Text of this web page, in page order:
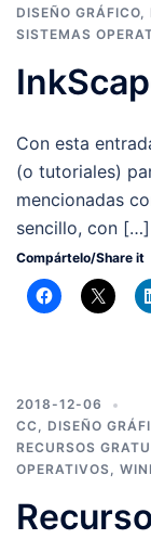
DISEÑO GRÁFICO,
SISTEMAS
Con esta
(o tutoriales)
mencionadas
sencillo, con […]
Compártelo/Share it
2018-12-06
CC , DISEÑO
RECURSOS
OPERATIVOS,